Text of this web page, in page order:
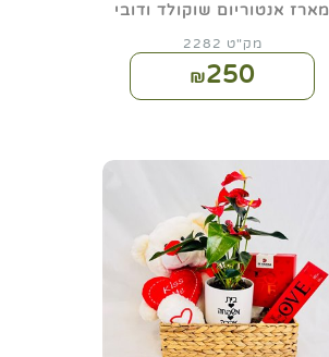
מארז אנטוריום שוקולד ודובי
מק"ט 2282
₪250